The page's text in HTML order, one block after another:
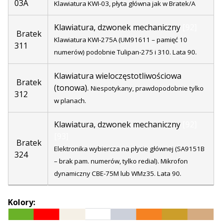
03A Klawiatura KWI-03, płyta główna jak w Bratek/A
Bratek
311
Klawiatura, dzwonek mechaniczny
Klawiatura KWI-275A (UM91611 – pamięć 10
numerów) podobnie Tulipan-275 i 310. Lata 90.
Bratek
312
Klawiatura wieloczęstotliwościowa
(tonowa). Niespotykany, prawdopodobnie tylko
w planach.
Bratek
324
Klawiatura, dzwonek mechaniczny
Elektronika wybiercza na płycie głównej (SA9151B
– brak pam. numerów, tylko redial). Mikrofon
dynamiczny CBE-75M lub WMz35. Lata 90.
Kolory: